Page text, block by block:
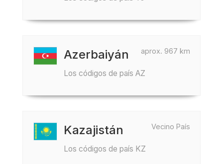
aprox. 967 km
Azerbaiyán
Los códigos de país AZ
Vecino País
Kazajistán
Los códigos de país KZ